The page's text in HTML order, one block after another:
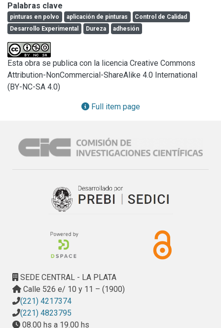
tiempo de residencia en el lecho permitirá determinar el
espesor final. El tiempo y temperatura de curado
determinará la adhesión de la película al sustrato ; la dureza
final y la calidad del acabado obtenido.
Palabras clave
pinturas en polvo aplicación de pinturas
Control de Calidad
Desarrollo Experimental
Dureza adhesión
Esta obra se publica con la licencia Creative Commons
Attribution-NonCommercial-ShareAlike 4.0 International
(BY-NC-SA 4.0)
Full item page
SEDE CENTRAL - LA PLATA
Calle 526 e/ 10 y 11 – (1900)
(221) 4217374
(221) 4823795
08.00 hs a 19.00 hs